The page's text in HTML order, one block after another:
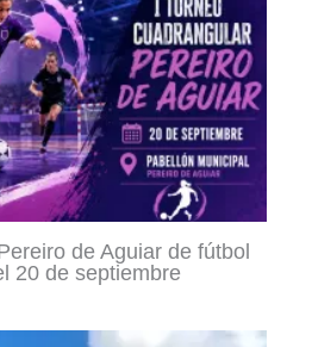
de Aguiar de fútbol
20 de septiembre